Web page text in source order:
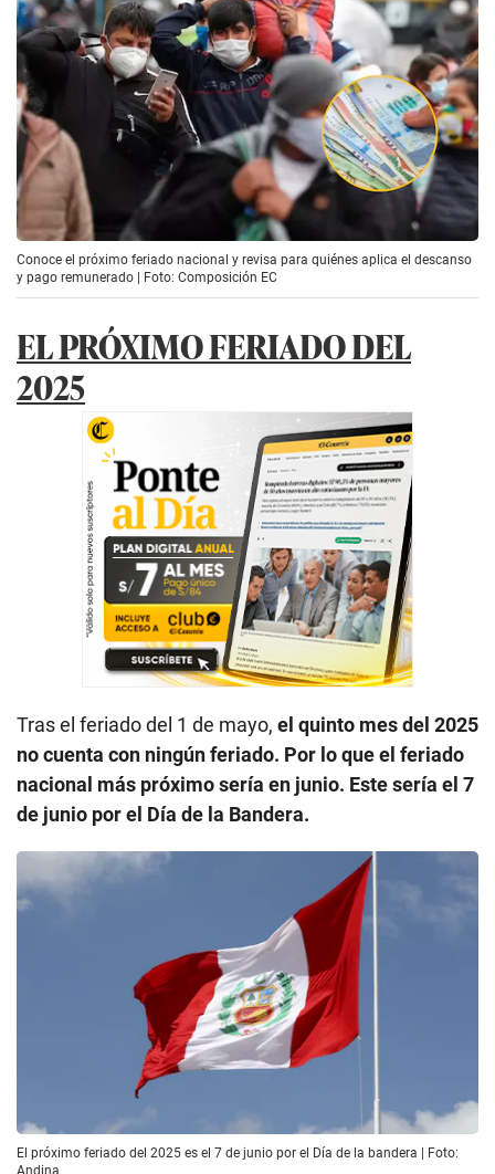
Conoce el próximo feriado nacional y revisa para quiénes aplica el descanso
y pago remunerado | Foto: Composición EC
EL PRÓXIMO FERIADO DEL
2025
Tras el feriado del 1 de mayo, el quinto mes del 2025
no cuenta con ningún feriado. Por lo que el feriado
nacional más próximo sería en junio. Este sería el 7
de junio por el Día de la Bandera.
El próximo feriado del 2025 es el 7 de junio por el Día de la bandera | Foto: